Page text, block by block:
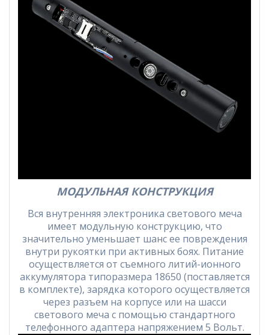
МОДУЛЬНАЯ КОНСТРУКЦИЯ
Вся внутренняя электроника светового меча
имеет модульную конструкцию, что
значительно уменьшает шанс ее повреждения
внутри рукоятки при активных боях. Питание
осуществляется от съемного литий-ионного
аккумулятора типоразмера 18650 (поставляется
в комплекте), зарядка которого осуществляется
через разъем на корпусе или на шасси
светового меча с помощью стандартного
телефонного адаптера напряжением 5 Вольт.